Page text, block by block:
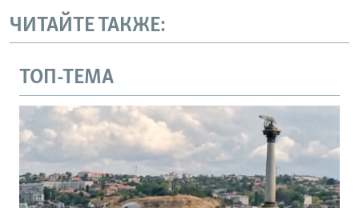
ЧИТАЙТЕ ТАКЖЕ:
ТОП-ТЕМА